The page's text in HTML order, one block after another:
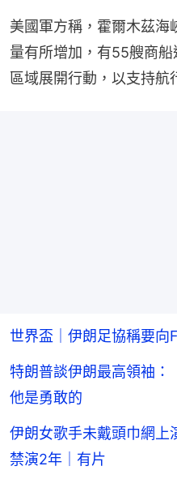
美國軍方稱，霍爾木茲
量有所增加，有55艘商
區域展開行動，以支持航
世界盃｜伊朗足協稱要向
特朗普談伊朗最高領袖
他是勇敢的
伊朗女歌手未戴頭巾網
禁演2年｜有片